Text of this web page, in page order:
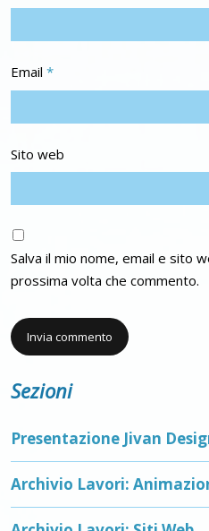
Email *
Sito web
Salva il mio nome, email e sito
prossima volta che commento.
Sezioni
Presentazione Jivan
Archivio Lavori: